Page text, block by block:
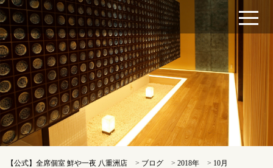
【公式】全席個室 鮮や一夜 八重洲店 > ブログ >2018年 > 10月